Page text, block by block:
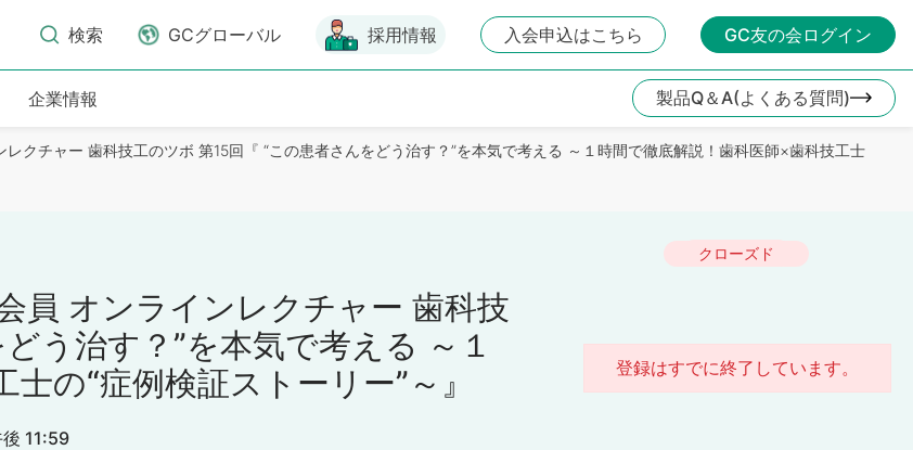
検索 GCグローバル 採用情報 入会申込はこちら GC友の会ログイン
企業情報 製品Q＆A(よくある質問)
レクチャー 歯科技工のツボ 第15回『 “この患者さんをどう治す？”を本気で考える ～１時間で徹底解説！歯科医師×歯科技工士
クローズド
員 オンラインレクチャー 歯科技
う治す？”を本気で考える ～１
の“症例検証ストーリー”～』
11:59
登録はすでに終了しています。